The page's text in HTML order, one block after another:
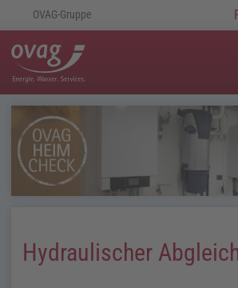
OVAG-Gruppe
Hydraulischer